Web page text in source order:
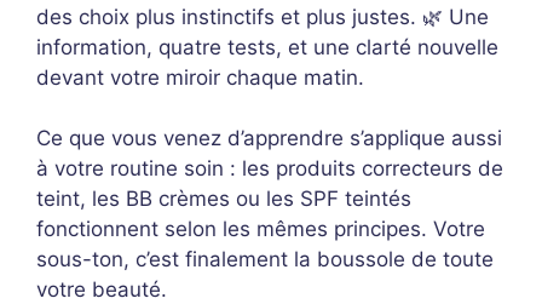
des choix plus instinctifs et plus justes. 🌿 Une
information, quatre tests, et une clarté nouvelle
devant votre miroir chaque matin.
Ce que vous venez d’apprendre s’applique aussi
à votre routine soin : les produits correcteurs de
teint, les BB crèmes ou les SPF teintés
fonctionnent selon les mêmes principes. Votre
sous-ton, c’est finalement la boussole de toute
votre beauté.